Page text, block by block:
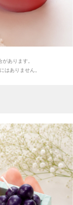
あります。
はありません。